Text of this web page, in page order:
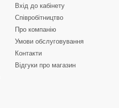
Вхід до кабінету
Співробітництво
Про компанію
Умови обслуговування
Контакти
Відгуки про магазин